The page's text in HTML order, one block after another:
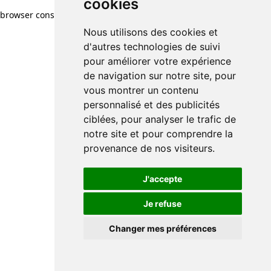
cookies
Nous utilisons des cookies et
d'autres technologies de suivi
pour améliorer votre expérience
de navigation sur notre site, pour
vous montrer un contenu
personnalisé et des publicités
ciblées, pour analyser le trafic de
notre site et pour comprendre la
provenance de nos visiteurs.
J'accepte
Je refuse
Changer mes préférences
browser console for more information)